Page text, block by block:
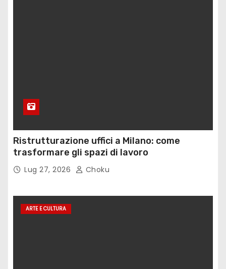
Ristrutturazione uffici a Milano: come
trasformare gli spazi di lavoro
Lug 27, 2026 Choku
ARTE E CULTURA